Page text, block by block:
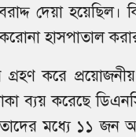
দেয়া হয়েছিল।
হাসপাতাল
গ্রহণ করে
ব্যয় করেছে
মধ্যে ১১ জন